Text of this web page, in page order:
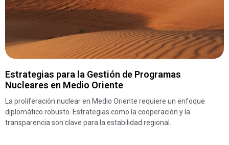
Estrategias para la Gestión de Programas
Nucleares en Medio Oriente
La proliferación nuclear en Medio Oriente requiere un enfoque
diplomático robusto. Estrategias como la cooperación y la
transparencia son clave para la estabilidad regional.